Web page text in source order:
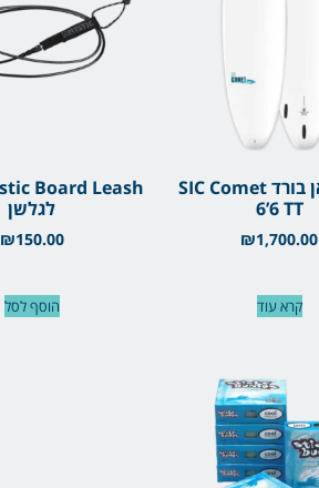
גלשן פאן בורד SIC Comet
6’6 TT
₪1,700.00
קרא עוד
לגלשן
₪150.00
הוסף לסל